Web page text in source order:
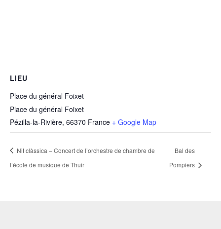
LIEU
Place du général Foixet
Place du général Foixet
Pézilla-la-Rivière, 66370 France + Google Map
Nit clàssica – Concert de l’orchestre de chambre de
l’école de musique de Thuir
Bal des
Pompiers